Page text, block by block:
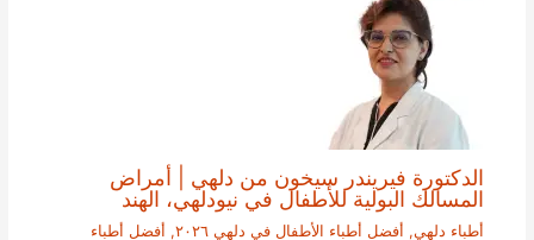
الدكتورة فيريندر سيخون من دلهي | أمراض
المسالك البولية للأطفال في نيودلهي، الهند
أطباء دلهي, أفضل أطباء الأطفال في دلهي ٢٠٢٦ , أفضل أطباء